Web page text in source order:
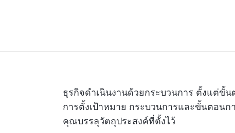
ธุรกิจดำเนินงานด้วยกระบวนการ ตั้งแต่ขั้น
การตั้งเป้าหมาย กระบวนการและขั้นตอนก
คุณบรรลุวัตถุประสงค์ที่ตั้งไว้